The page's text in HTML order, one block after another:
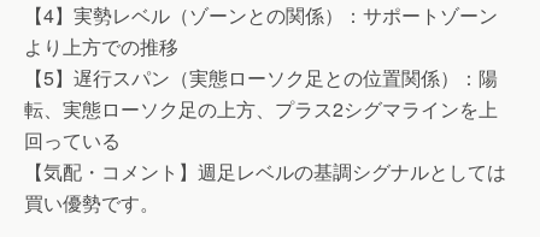
【4】実勢レベル（ゾーンとの関係）：サポートゾーン
より上方での推移
【5】遅行スパン（実態ローソク足との位置関係）：陽
転、実態ローソク足の上方、プラス2シグマラインを上
回っている
【気配・コメント】週足レベルの基調シグナルとしては
買い優勢です。